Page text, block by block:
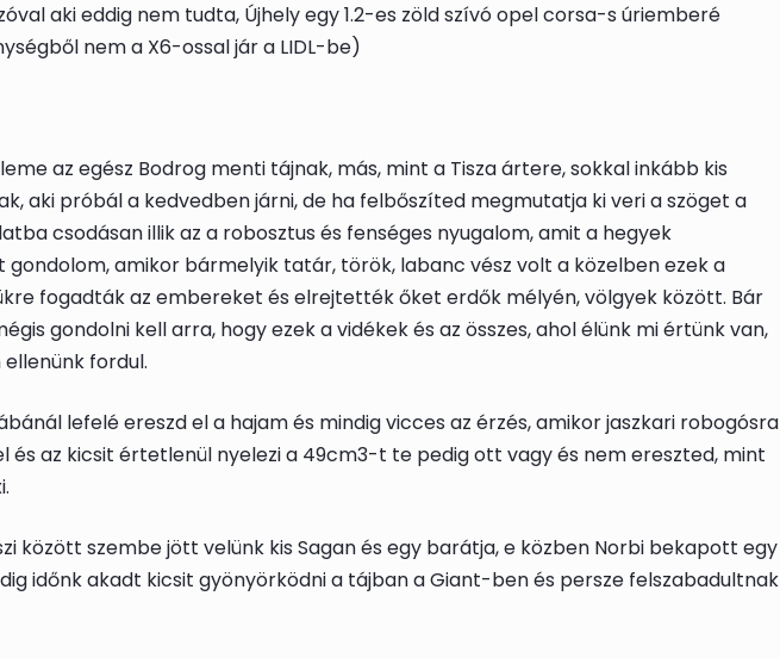
aki eddig nem tudta, Újhely egy 1.2-es zöld szívó opel corsa-s úriemberé
nem a X6-ossal jár a LIDL-be)
az egész Bodrog menti tájnak, más, mint a Tisza ártere, sokkal inkább kis
aki próbál a kedvedben járni, de ha felbőszíted megmutatja ki veri a szöget a
csodásan illik az a robosztus és fenséges nyugalom, amit a hegyek
gondolom, amikor bármelyik tatár, török, labanc vész volt a közelben ezek a
fogadták az embereket és elrejtették őket erdők mélyén, völgyek között. Bár
gondolni kell arra, hogy ezek a vidékek és az összes, ahol élünk mi értünk van,
fordul.
lefelé ereszd el a hajam és mindig vicces az érzés, amikor jaszkari robogósra
és az kicsit értetlenül nyelezi a 49cm3-t te pedig ott vagy és nem ereszted, mint
között szembe jött velünk kis Sagan és egy barátja, e közben Norbi bekapott egy
időnk akadt kicsit gyönyörködni a tájban a Giant-ben és persze felszabadultnak